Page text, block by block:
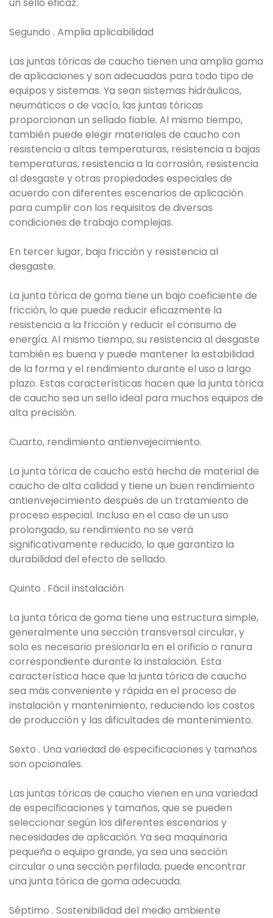
Segundo . Amplia aplicabilidad
Las juntas tóricas de caucho tienen una amplia gama
de aplicaciones y son adecuadas para todo tipo de
equipos y sistemas. Ya sean sistemas hidráulicos,
neumáticos o de vacío, las juntas tóricas
proporcionan un sellado fiable. Al mismo tiempo,
también puede elegir materiales de caucho con
resistencia a altas temperaturas, resistencia a bajas
temperaturas, resistencia a la corrosión, resistencia
al desgaste y otras propiedades especiales de
acuerdo con diferentes escenarios de aplicación
para cumplir con los requisitos de diversas
condiciones de trabajo complejas.
En tercer lugar, baja fricción y resistencia al
desgaste.
La junta tórica de goma tiene un bajo coeficiente de
fricción, lo que puede reducir eficazmente la
resistencia a la fricción y reducir el consumo de
energía. Al mismo tiempo, su resistencia al desgaste
también es buena y puede mantener la estabilidad
de la forma y el rendimiento durante el uso a largo
plazo. Estas características hacen que la junta tórica
de caucho sea un sello ideal para muchos equipos de
alta precisión.
Cuarto, rendimiento antienvejecimiento.
La junta tórica de caucho está hecha de material de
caucho de alta calidad y tiene un buen rendimiento
antienvejecimiento después de un tratamiento de
proceso especial. Incluso en el caso de un uso
prolongado, su rendimiento no se verá
significativamente reducido, lo que garantiza la
durabilidad del efecto de sellado.
Quinto . Fácil instalación
La junta tórica de goma tiene una estructura simple,
generalmente una sección transversal circular, y
solo es necesario presionarla en el orificio o ranura
correspondiente durante la instalación. Esta
característica hace que la junta tórica de caucho
sea más conveniente y rápida en el proceso de
instalación y mantenimiento, reduciendo los costos
de producción y las dificultades de mantenimiento.
Sexto . Una variedad de especificaciones y tamaños
son opcionales.
Las juntas tóricas de caucho vienen en una variedad
de especificaciones y tamaños, que se pueden
seleccionar según los diferentes escenarios y
necesidades de aplicación. Ya sea maquinaria
pequeña o equipo grande, ya sea una sección
circular o una sección perfilada, puede encontrar
una junta tórica de goma adecuada.
Séptimo . Sostenibilidad del medio ambiente